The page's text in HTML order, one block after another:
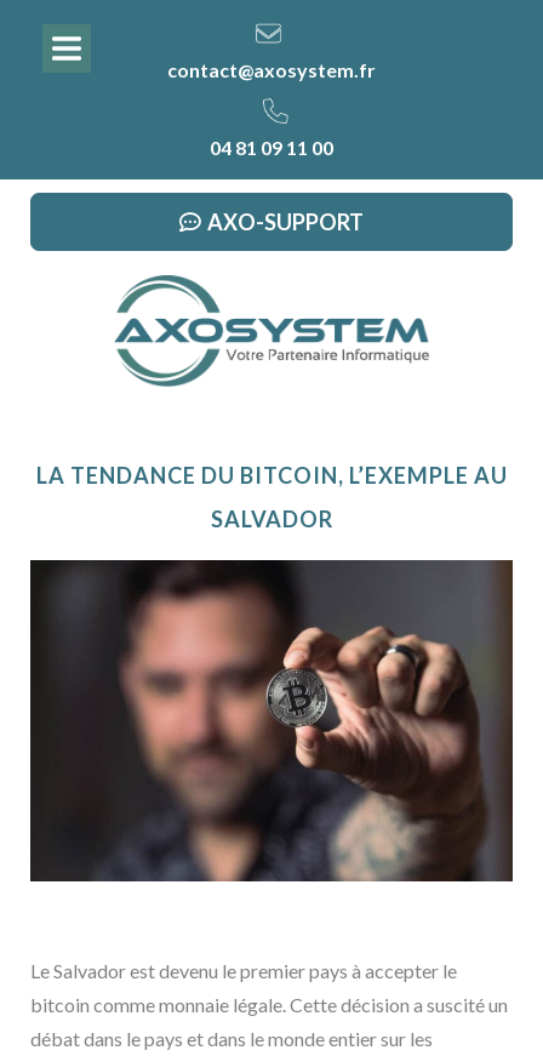
contact@axosystem.fr
04 81 09 11 00
AXO-SUPPORT
LA TENDANCE DU BITCOIN, L’EXEMPLE AU
SALVADOR
Le Salvador est devenu le premier pays à accepter le
bitcoin comme monnaie légale. Cette décision a suscité un
débat dans le pays et dans le monde entier sur les